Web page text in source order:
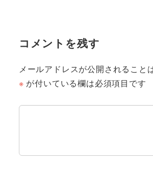
コメントを残す
メールアドレスが公開されること
※ が付いている欄は必須項目です